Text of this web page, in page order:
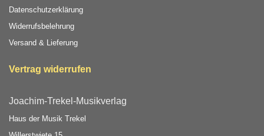
Datenschutzerklärung
Widerrufsbelehrung
Versand & Lieferung
Vertrag widerrufen
Joachim-Trekel-Musikverlag
Haus der Musik Trekel